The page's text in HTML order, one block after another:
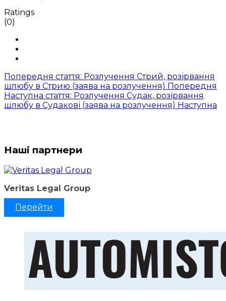
Ratings
(0)
Попередня стаття: Розлучення Стрий, розірвання
шлюбу в Стрию (заява на розлучення) Попередня
Наступна стаття: Розлучення Судак, розірвання
шлюбу в Судакові (заява на розлучення) Наступна
Наші партнери
Veritas Legal Group
Перейти